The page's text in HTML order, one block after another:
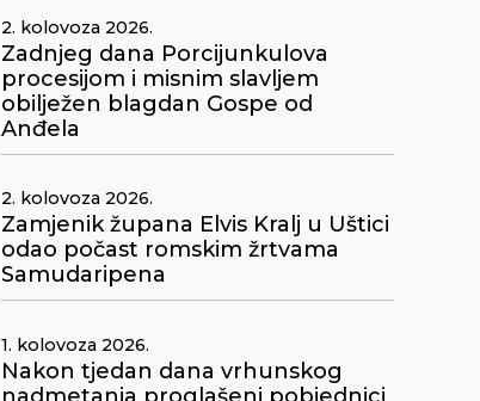
2. kolovoza 2026.
Zadnjeg dana Porcijunkulova
procesijom i misnim slavljem
obilježen blagdan Gospe od
Anđela
2. kolovoza 2026.
Zamjenik župana Elvis Kralj u Uštici
odao počast romskim žrtvama
Samudaripena
1. kolovoza 2026.
Nakon tjedan dana vrhunskog
nadmetanja proglašeni pobjednici